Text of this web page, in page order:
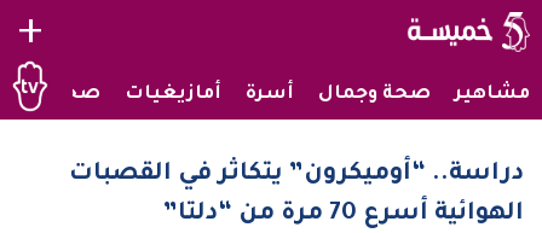
+
مشاهير صحة وجمال أسرة أمازيغيات صحراويات
دراسة.. “أوميكرون” يتكاثر في القصبات
الهوائية أسرع 70 مرة من “دلتا”